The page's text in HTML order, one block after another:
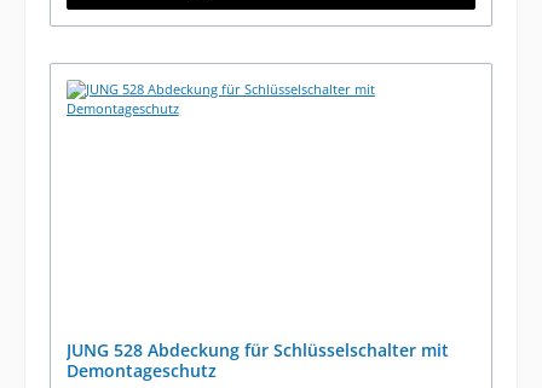
JUNG 528 Abdeckung für Schlüsselschalter mit
Demontageschutz